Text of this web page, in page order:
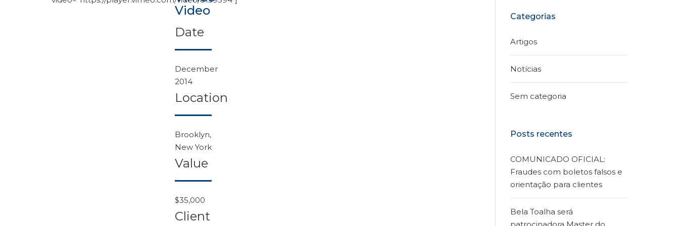
Video
Date
December
2014
Location
Brooklyn,
New York
Value
$35,000
Client
Categorias
Artigos
Notícias
Sem categoria
Posts recentes
COMUNICADO OFICIAL:
Fraudes com boletos falsos e
orientação para clientes
Bela Toalha será